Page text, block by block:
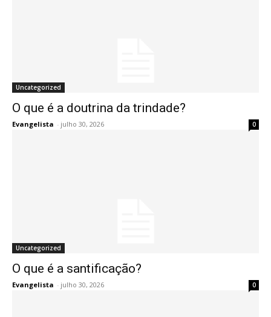
Uncategorized
O que é a doutrina da trindade?
Evangelista - julho 30, 2026 0
Uncategorized
O que é a santificação?
Evangelista - julho 30, 2026 0